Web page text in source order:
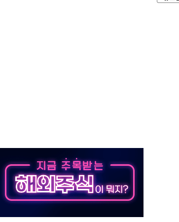
행 후 반려견도 죽여
리…金 48.54% vs 鄭 44.40%
정청래 41.94% 송영길 7.76%
음 잇는 시간 되길"
이틀만에 철거
대 33% 감축
소한 9.4%↓…유통업계 양극화 심화
대통령 취임식 참석
한 비...호우 피해 없어